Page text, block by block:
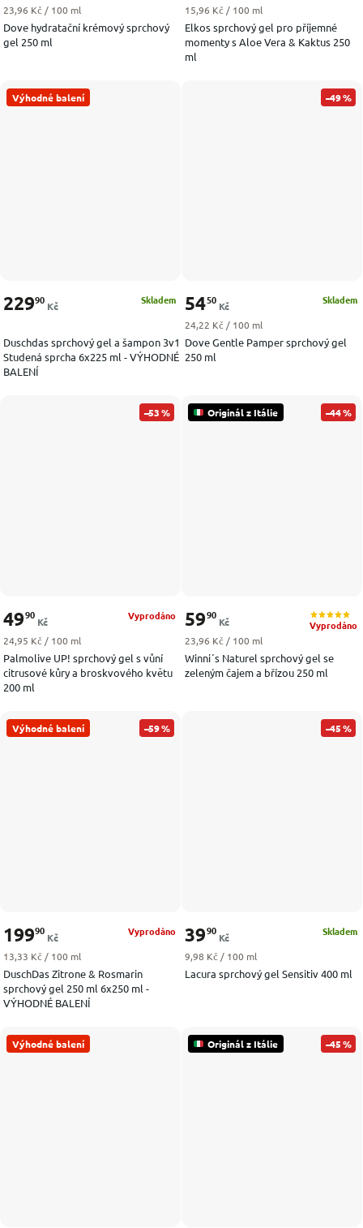
Dove hydratační krémový sprchový
gel 250 ml
Měrná cena:
23,96 Kč / 100 ml
Elkos sprchový gel pro příjemné
momenty s Aloe Vera & Kaktus 250
ml
Měrná cena:
15,96 Kč / 100 ml
Výhodné balení
Duschdas sprchový gel a šampon 3v1
Studená sprcha 6x225 ml - VÝHODNÉ
BALENÍ
Skladem
22990
Kč
–49 %
Dove Gentle Pamper sprchový gel
250 ml
Skladem
5450
Kč
Měrná cena:
24,22 Kč / 100 ml
–53 %
Palmolive UP! sprchový gel s vůní
citrusové kůry a broskvového květu
200 ml
Vyprodáno
4990
Kč
Měrná cena:
24,95 Kč / 100 ml
Originál z Itálie –44 %
Winni´s Naturel sprchový gel se
zeleným čajem a břízou 250 ml
Vyprodáno
5990
Kč
Měrná cena:
23,96 Kč / 100 ml
Výhodné balení –59 %
DuschDas Zitrone & Rosmarin
sprchový gel 250 ml 6x250 ml -
VÝHODNÉ BALENÍ
Vyprodáno
19990
Kč
Měrná cena:
13,33 Kč / 100 ml
–45 %
Lacura sprchový gel Sensitiv 400 ml
Skladem
3990
Kč
Měrná cena:
9,98 Kč / 100 ml
Výhodné balení Originál z Itálie –45 %